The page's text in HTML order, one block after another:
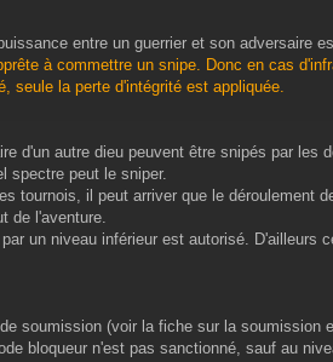
entre un guerrier et son adversaire
à commettre un snipe. Donc en cas
seule la perte d'intégrité est appliquée.
d'un autre dieu peuvent être snipés par
spectre peut le sniper.
tournois, il peut arriver que le déroulement
de l'aventure.
un niveau inférieur est autorisé.
soumission (voir la fiche sur la
bloqueur n'est pas sanctionné, sauf au